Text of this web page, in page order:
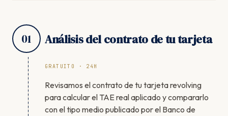
01 Análisis del contrato de tu tarjeta
GRATUITO · 24H
Revisamos el contrato de tu tarjeta revolving
para calcular el TAE real aplicado y compararlo
con el tipo medio publicado por el Banco de